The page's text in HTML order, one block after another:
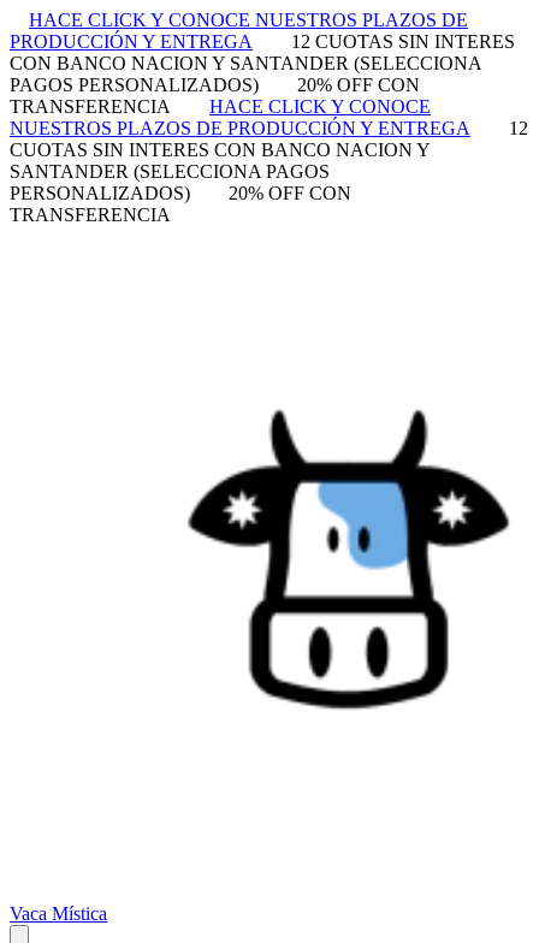
HACE CLICK Y CONOCE NUESTROS PLAZOS DE
PRODUCCIÓN Y ENTREGA
12 CUOTAS SIN INTERES
CON BANCO NACION Y SANTANDER (SELECCIONA
PAGOS PERSONALIZADOS)
20% OFF CON
TRANSFERENCIA
HACE CLICK Y CONOCE
NUESTROS PLAZOS DE PRODUCCIÓN Y ENTREGA
12
CUOTAS SIN INTERES CON BANCO NACION Y
SANTANDER (SELECCIONA PAGOS
PERSONALIZADOS)
20% OFF CON
TRANSFERENCIA
Vaca Mística